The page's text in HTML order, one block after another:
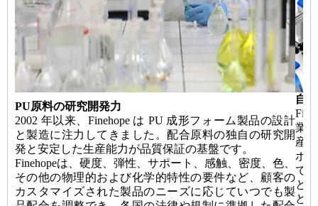
PU原料の研究開発力
2002 年以来、Finehope は PU 成形フォーム製品の設計
と製造に注力してきました。配合原料の独自の研究開
発と安定した生産能力が品質保証の基盤です。
Finehopeは、硬度、弾性、サポート、感触、密度、色、
その他の物理的および化学的特性の要件など、顧客の
カスタマイズされた製品のニーズに応じていつでも製
自
業
産
ボ
で
と
ど